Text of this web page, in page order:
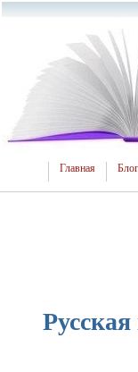
Главная Блог